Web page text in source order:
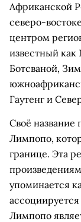
Африканской
северо-
центром
известный как
Ботсваной,
Гаутенг и
Своё название
Лимпопо,
границе. Эта
упоминается
Лимпопо